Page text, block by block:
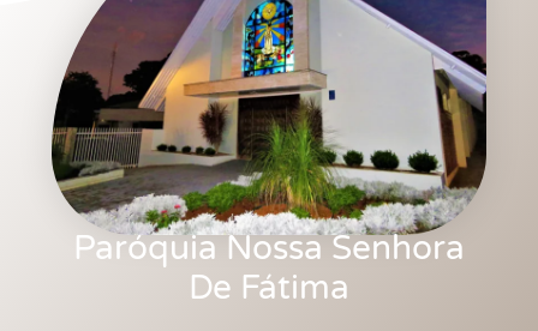
Paróquia Nossa Senhora
De Fátima